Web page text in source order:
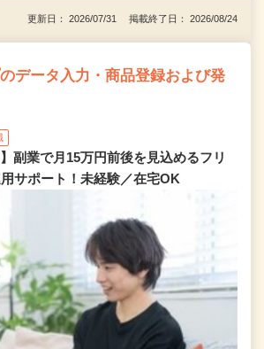
更新日： 2026/07/31 掲載終了日： 2026/08/24
データ入力・商品登録および発
副業で月15万円前後を見込めるフリ
サポート！未経験／在宅OK